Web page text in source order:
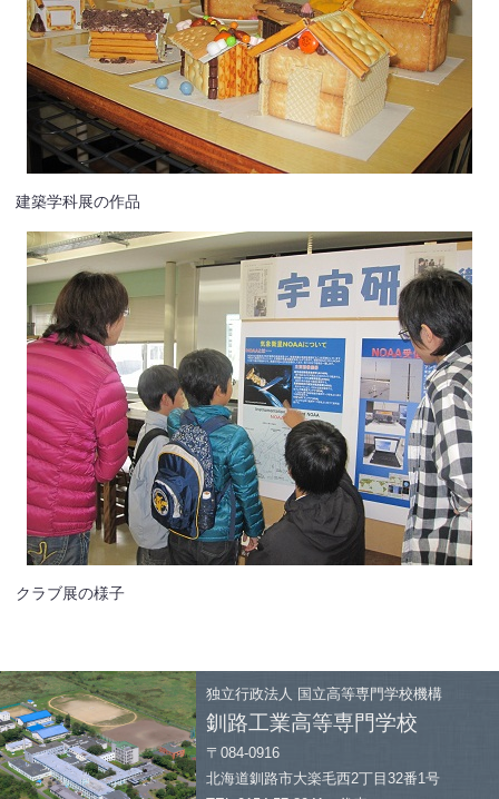
建築学科展の作品
クラブ展の様子
独立行政法人 国立高等専門学校機構
釧路工業高等専門学校
〒084-0916
北海道釧路市大楽毛西2丁目32番1号